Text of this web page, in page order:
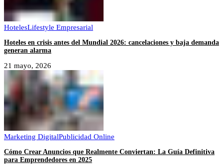
HotelesLifestyle Empresarial
Hoteles en crisis antes del Mundial 2026: cancelaciones y baja demanda
generan alarma
21 mayo, 2026
Marketing DigitalPublicidad Online
Cómo Crear Anuncios que Realmente Conviertan: La Guía Definitiva
para Emprendedores en 2025